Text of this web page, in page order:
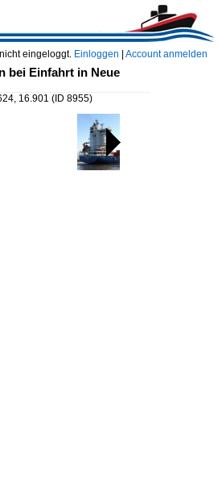
eingeloggt. Einloggen Account anmelden
bei Einfahrt in Neue
16.901 (ID 8955)